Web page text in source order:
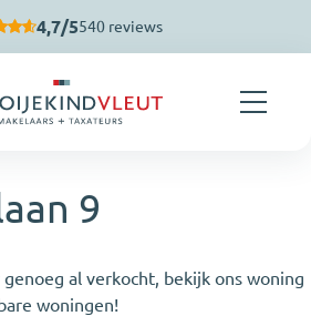
4,7/5540 reviews
9
al verkocht, bekijk ons woning
woningen!